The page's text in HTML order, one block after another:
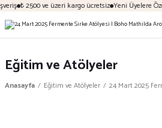
₺ 2500 ve üzeri kargo ücretsiz Yeni Üyelere
Eğitim ve Atölyeler
Anasayfa Eğitim ve Atölyeler 24 Mart 2025